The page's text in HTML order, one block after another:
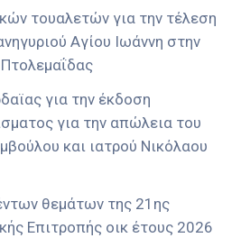
τουαλετών για την τέλεση
Αγίου Ιωάννη στην
για την έκδοση
για την απώλεια του
και ιατρού Νικόλαου
θεμάτων της 21ης
Επιτροπής οικ έτους 2026